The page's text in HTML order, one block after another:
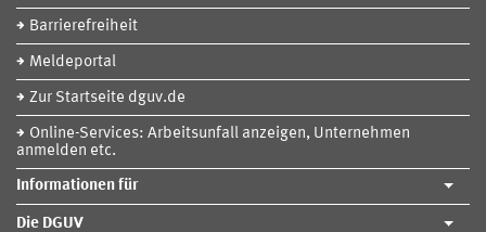
Barrierefreiheit
Meldeportal
Zur Startseite dguv.de
Online-Services: Arbeitsunfall anzeigen, Unternehmen
anmelden etc.
Informationen für
Die DGUV